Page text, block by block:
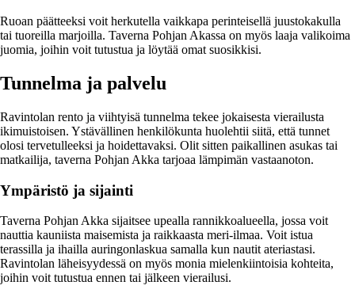
Ruoan päätteeksi voit herkutella vaikkapa perinteisellä juustokakulla
tai tuoreilla marjoilla. Taverna Pohjan Akassa on myös laaja valikoima
juomia, joihin voit tutustua ja löytää omat suosikkisi.
Tunnelma ja palvelu
Ravintolan rento ja viihtyisä tunnelma tekee jokaisesta vierailusta
ikimuistoisen. Ystävällinen henkilökunta huolehtii siitä, että tunnet
olosi tervetulleeksi ja hoidettavaksi. Olit sitten paikallinen asukas tai
matkailija, taverna Pohjan Akka tarjoaa lämpimän vastaanoton.
Ympäristö ja sijainti
Taverna Pohjan Akka sijaitsee upealla rannikkoalueella, jossa voit
nauttia kauniista maisemista ja raikkaasta meri-ilmaa. Voit istua
terassilla ja ihailla auringonlaskua samalla kun nautit ateriastasi.
Ravintolan läheisyydessä on myös monia mielenkiintoisia kohteita,
joihin voit tutustua ennen tai jälkeen vierailusi.